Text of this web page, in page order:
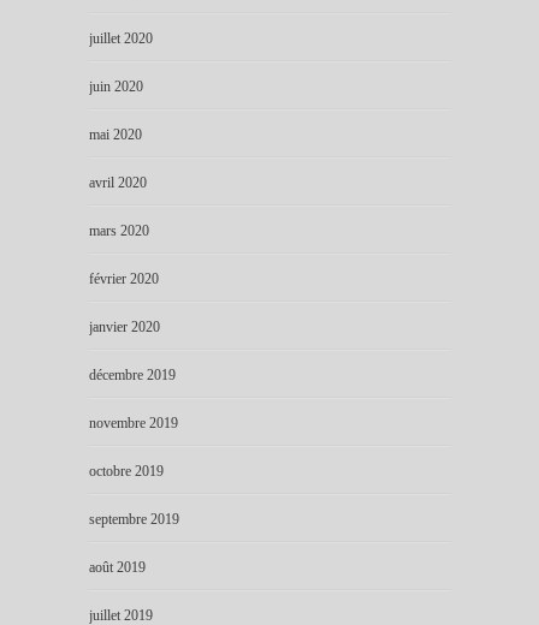
juillet 2020
juin 2020
mai 2020
avril 2020
mars 2020
février 2020
janvier 2020
décembre 2019
novembre 2019
octobre 2019
septembre 2019
août 2019
juillet 2019